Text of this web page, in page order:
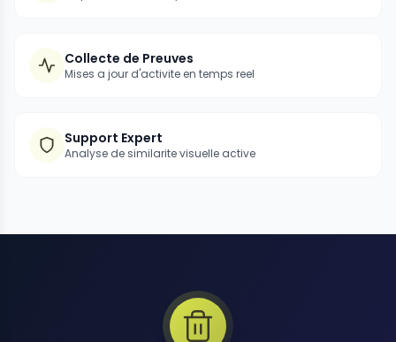
Collecte de Preuves
Mises a jour d'activite en temps reel
Support Expert
Analyse de similarite visuelle active